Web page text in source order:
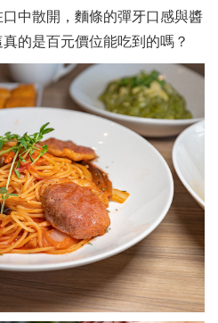
中散開，麵條的彈牙口感與醬
的是百元價位能吃到的嗎？